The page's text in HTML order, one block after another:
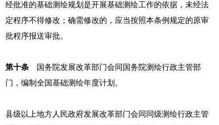
经批准的基础测绘规划是开展基础测绘工作的依据，未经法
定程序不得修改；确需修改的，应当按照本条例规定的原审
批程序报送审批。
第十条 国务院发展改革部门会同国务院测绘行政主管部
门，编制全国基础测绘年度计划。
县级以上地方人民政府发展改革部门会同同级测绘行政主管